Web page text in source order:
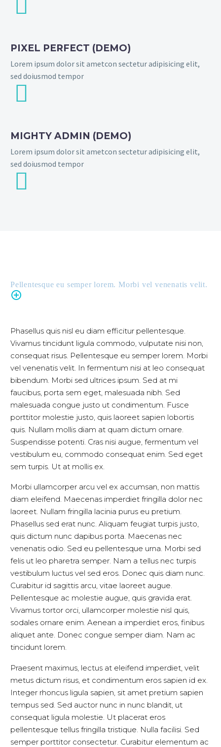


PIXEL PERFECT (DEMO)
Lorem ipsum dolor sit ametcon sectetur adipisicing elit,
sed doiusmod tempor


MIGHTY ADMIN (DEMO)
Lorem ipsum dolor sit ametcon sectetur adipisicing elit,
sed doiusmod tempor


Pellentesque eu semper lorem. Morbi vel venenatis velit.
Phasellus quis nisl eu diam efficitur pellentesque.
Vivamus tincidunt ligula commodo, vulputate nisi non,
consequat risus. Pellentesque eu semper lorem. Morbi
vel venenatis velit. In fermentum nisi at leo consequat
bibendum. Morbi sed ultrices ipsum. Sed at mi
faucibus, porta sem eget, malesuada nibh. Sed
malesuada congue justo ut condimentum. Fusce
porttitor molestie justo, quis laoreet sapien lobortis
quis. Nullam mollis diam at quam dictum ornare.
Suspendisse potenti. Cras nisi augue, fermentum vel
vestibulum eu, commodo consequat enim. Sed eget
sem turpis. Ut at mollis ex.
Morbi ullamcorper arcu vel ex accumsan, non mattis
diam eleifend. Maecenas imperdiet fringilla dolor nec
laoreet. Nullam fringilla lacinia purus eu pretium.
Phasellus sed erat nunc. Aliquam feugiat turpis justo,
quis dictum nunc dapibus porta. Maecenas nec
venenatis odio. Sed eu pellentesque urna. Morbi sed
felis ut leo pharetra semper. Nam a tellus nec turpis
vestibulum luctus vel sed eros. Donec quis diam nunc.
Curabitur id sagittis arcu, vitae laoreet augue.
Pellentesque ac molestie augue, quis gravida erat.
Vivamus tortor orci, ullamcorper molestie nisl quis,
sodales ornare enim. Aenean a imperdiet eros, finibus
aliquet ante. Donec congue semper diam. Nam ac
tincidunt lorem.
Praesent maximus, lectus at eleifend imperdiet, velit
metus dictum risus, et condimentum eros sapien id ex.
Integer rhoncus ligula sapien, sit amet pretium sapien
tempus sed. Sed auctor nunc in nunc blandit, ut
consequat ligula molestie. Ut placerat eros
pellentesque tellus fringilla tristique. Nulla facilisi. Sed
semper porttitor consectetur. Curabitur elementum ac